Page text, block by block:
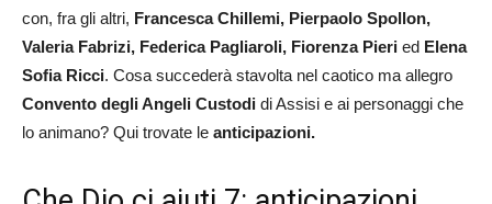
con, fra gli altri, Francesca Chillemi, Pierpaolo Spollon,
Valeria Fabrizi, Federica Pagliaroli, Fiorenza Pieri ed Elena
Sofia Ricci. Cosa succederà stavolta nel caotico ma allegro
Convento degli Angeli Custodi di Assisi e ai personaggi che
lo animano? Qui trovate le anticipazioni.